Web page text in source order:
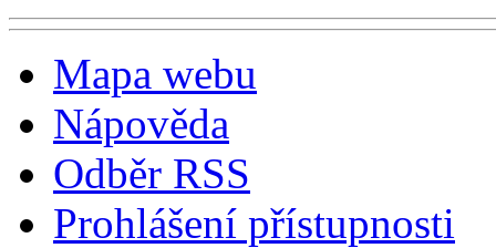
Mapa webu
Nápověda
Odběr RSS
Prohlášení přístupnosti